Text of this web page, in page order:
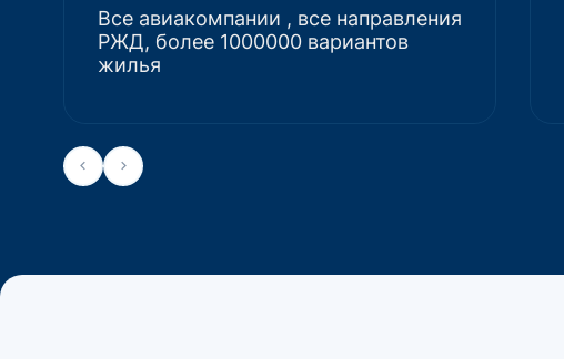
Все авиакомпании , все направления
РЖД, более 1000000 вариантов
жилья